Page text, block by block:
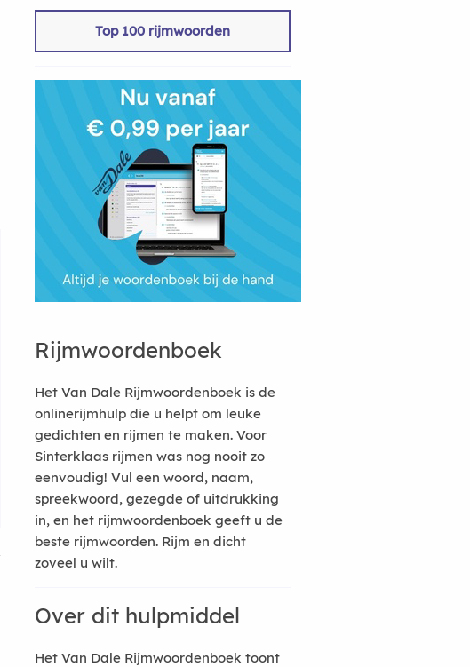
Top 100 rijmwoorden
Rijmwoordenboek
Het Van Dale Rijmwoordenboek is de
onlinerijmhulp die u helpt om leuke
gedichten en rijmen te maken. Voor
Sinterklaas rijmen was nog nooit zo
eenvoudig! Vul een woord, naam,
spreekwoord, gezegde of uitdrukking
in, en het rijmwoordenboek geeft u de
beste rijmwoorden. Rijm en dicht
zoveel u wilt.
Over dit hulpmiddel
Het Van Dale Rijmwoordenboek toont